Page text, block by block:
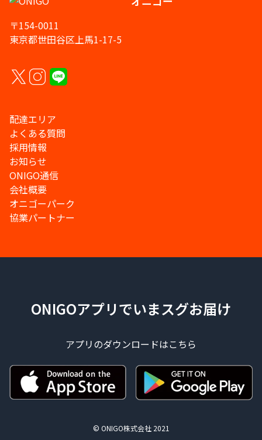
〒154-0011
東京都世田谷区上馬1-17-5
配達エリア
よくある質問
採用情報
お知らせ
ONIGO通信
会社概要
オニゴーパーク
協業パートナー
ONIGOアプリでいまスグお届け
アプリのダウンロードはこちら
© ONIGO株式会社 2021